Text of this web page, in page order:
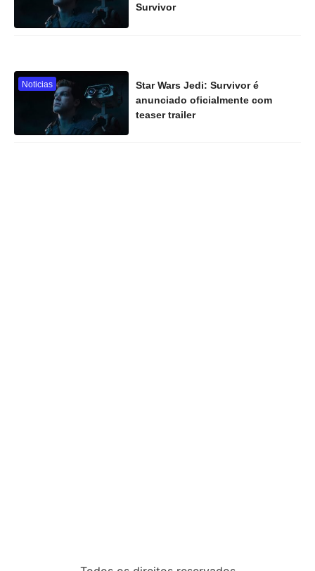
Survivor
Noticias
Star Wars Jedi: Survivor é
anunciado oficialmente com
teaser trailer